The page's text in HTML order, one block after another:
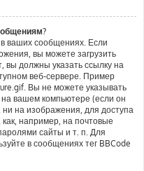
ваших сообщениях. Если
вы можете загрузить
должны указать ссылку на
веб-сервере. Пример
Вы не можете указывать
вашем компьютере (если он
на изображения, для доступа
например, на почтовые
сайты и т. п. Для
в сообщениях тег BBCode